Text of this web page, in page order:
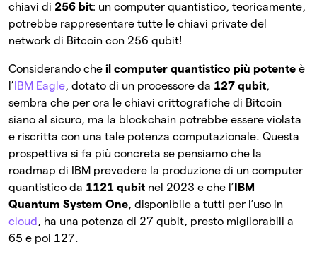
chiavi di 256 bit: un computer quantistico, teoricamente,
potrebbe rappresentare tutte le chiavi private del
network di Bitcoin con 256 qubit!
Considerando che il computer quantistico più potente è
l’ IBM Eagle, dotato di un processore da 127 qubit,
sembra che per ora le chiavi crittografiche di Bitcoin
siano al sicuro, ma la blockchain potrebbe essere violata
e riscritta con una tale potenza computazionale. Questa
prospettiva si fa più concreta se pensiamo che la
roadmap di IBM prevedere la produzione di un computer
quantistico da 1121 qubit nel 2023 e che l’ IBM
Quantum System One, disponibile a tutti per l’uso in
cloud , ha una potenza di 27 qubit, presto migliorabili a
65 e poi 127.